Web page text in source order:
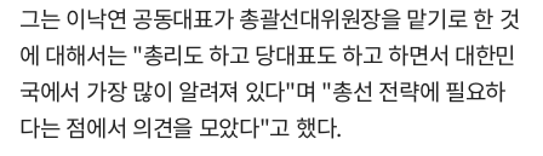
그는 이낙연 공동대표가 총괄선대위원장을 맡기로 한 것
에 대해서는 "총리도 하고 당대표도 하고 하면서 대한민
국에서 가장 많이 알려져 있다"며 "총선 전략에 필요하
다는 점에서 의견을 모았다"고 했다.